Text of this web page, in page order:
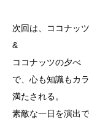
次回は、ココナッ
&
ココナッツの夕べ
で、心も知識もカ
満たされる。
素敵な一日を演出